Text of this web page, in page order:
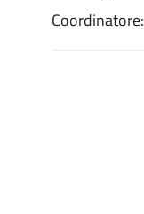
Coordinatore: